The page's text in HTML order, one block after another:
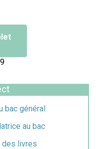
bac général
au bac
des livres